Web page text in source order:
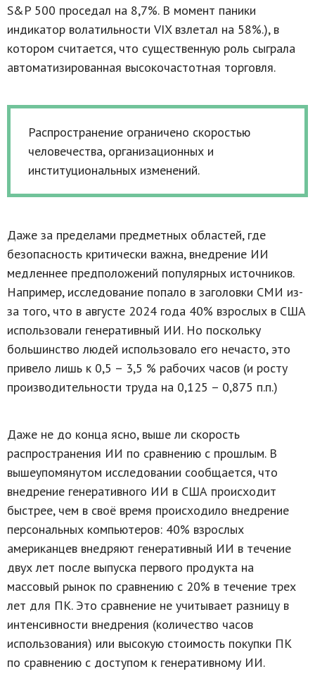
S&P 500 проседал на 8,7%. В момент паники
индикатор волатильности VIX взлетал на 58%.), в
котором считается, что существенную роль сыграла
автоматизированная высокочастотная торговля.
Распространение ограничено скоростью
человечества, организационных и
институциональных изменений.
Даже за пределами предметных областей, где
безопасность критически важна, внедрение ИИ
медленнее предположений популярных источников.
Например, исследование попало в заголовки СМИ из-
за того, что в августе 2024 года 40% взрослых в США
использовали генеративный ИИ. Но поскольку
большинство людей использовало его нечасто, это
привело лишь к 0,5 – 3,5 % рабочих часов (и росту
производительности труда на 0,125 – 0,875 п.п.)
Даже не до конца ясно, выше ли скорость
распространения ИИ по сравнению с прошлым. В
вышеупомянутом исследовании сообщается, что
внедрение генеративного ИИ в США происходит
быстрее, чем в своё время происходило внедрение
персональных компьютеров: 40% взрослых
американцев внедряют генеративный ИИ в течение
двух лет после выпуска первого продукта на
массовый рынок по сравнению с 20% в течение трех
лет для ПК. Это сравнение не учитывает разницу в
интенсивности внедрения (количество часов
использования) или высокую стоимость покупки ПК
по сравнению с доступом к генеративному ИИ.